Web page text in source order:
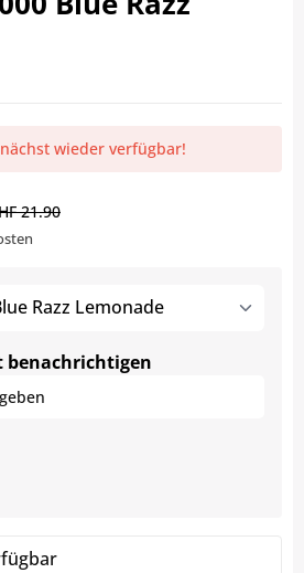
wieder verfügbar!
21.90
Razz Lemonade
benachrichtigen